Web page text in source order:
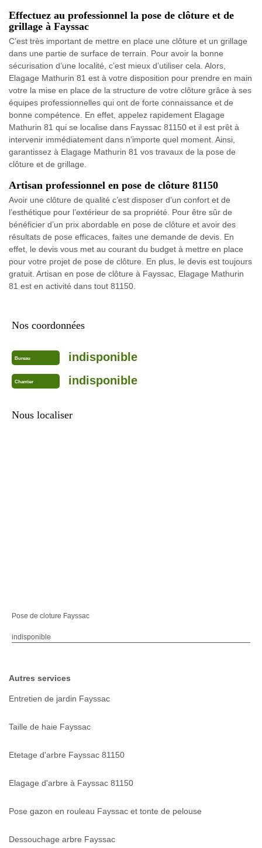
Effectuez au professionnel la pose de clôture et de
grillage à Fayssac
C’est très important de mettre en place une clôture et un grillage
dans une partie de surface de terrain. Pour avoir la bonne
sécurisation d’une localité, c’est mieux d’utiliser cela. Alors,
Elagage Mathurin 81 est à votre disposition pour prendre en main
votre la mise en place de la structure de votre clôture grâce à ses
équipes professionnelles qui ont de forte connaissance et de
bonne compétence. En effet, appelez rapidement Elagage
Mathurin 81 qui se localise dans Fayssac 81150 et il est prêt à
intervenir immédiatement dans n’importe quel moment. Ainsi,
garantissez à Elagage Mathurin 81 vos travaux de la pose de
clôture et de grillage.
Artisan professionnel en pose de clôture 81150
Avoir une clôture de qualité c’est disposer d’un confort et de
l’esthétique pour l’extérieur de sa propriété. Pour être sûr de
bénéficier d’un prix abordable en pose de clôture et avoir des
résultats de pose efficaces, faites une demande de devis. En
effet, le devis vous met au courant du budget à mettre en place
pour votre projet de pose de clôture. En plus, le devis est toujours
gratuit. Artisan en pose de clôture à Fayssac, Elagage Mathurin
81 est en activité dans tout 81150.
Nos coordonnées
Bureau indisponible
Chantier indisponible
Nous localiser
Pose de cloture Fayssac
indisponible
Autres services
Entretien de jardin Fayssac
Taille de haie Fayssac
Etetage d'arbre Fayssac 81150
Elagage d'arbre à Fayssac 81150
Pose gazon en rouleau Fayssac et tonte de pelouse
Dessouchage arbre Fayssac